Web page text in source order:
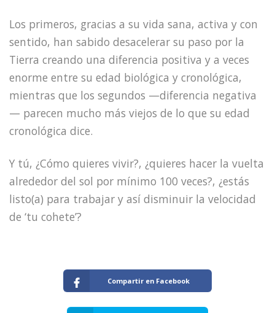
Los primeros, gracias a su vida sana, activa y con
sentido, han sabido desacelerar su paso por la
Tierra creando una diferencia positiva y a veces
enorme entre su edad biológica y cronológica,
mientras que los segundos —diferencia negativa
— parecen mucho más viejos de lo que su edad
cronológica dice.
Y tú, ¿Cómo quieres vivir?, ¿quieres hacer la vuelta
alrededor del sol por mínimo 100 veces?, ¿estás
listo(a) para trabajar y así disminuir la velocidad
de ‘tu cohete’?
Compartir en Facebook